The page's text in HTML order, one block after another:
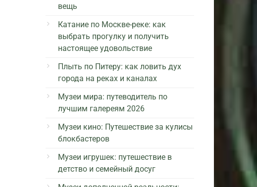
вещь
Катание по Москве-реке: как
выбрать прогулку и получить
настоящее удовольствие
Плыть по Питеру: как ловить дух
города на реках и каналах
Музеи мира: путеводитель по
лучшим галереям 2026
Музеи кино: Путешествие за кулисы
блокбастеров
Музеи игрушек: путешествие в
детство и семейный досуг